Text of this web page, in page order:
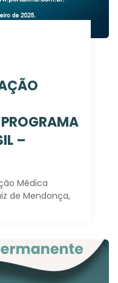
–
Médica
de Mendonça,